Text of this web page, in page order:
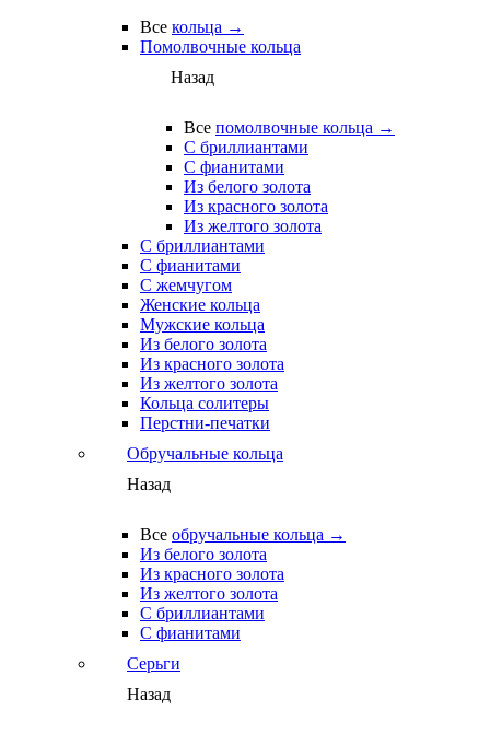
Все кольца →
Помолвочные кольца
Назад
Все помолвочные кольца →
С бриллиантами
С фианитами
Из белого золота
Из красного золота
Из желтого золота
С бриллиантами
С фианитами
С жемчугом
Женские кольца
Мужские кольца
Из белого золота
Из красного золота
Из желтого золота
Кольца солитеры
Перстни-печатки
Обручальные кольца
Назад
Все обручальные кольца →
Из белого золота
Из красного золота
Из желтого золота
С бриллиантами
С фианитами
Серьги
Назад